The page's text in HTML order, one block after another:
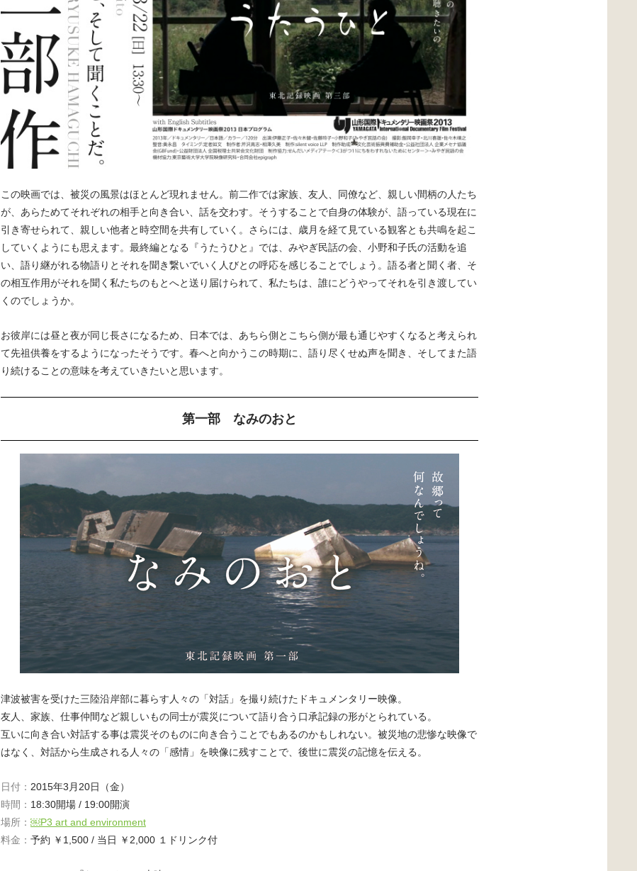
この映画では、被災の風景はほとんど現れません。前二作では家族、友人、同僚など、親しい間柄の人たち
が、あらためてそれぞれの相手と向き合い、話を交わす。そうすることで自身の体験が、語っている現在に
引き寄せられて、親しい他者と時空間を共有していく。さらには、歳月を経て見ている観客とも共鳴を起こ
していくようにも思えます。最終編となる『うたうひと』では、みやぎ民話の会、小野和子氏の活動を追
い、語り継がれる物語りとそれを聞き繋いでいく人びとの呼応を感じることでしょう。語る者と聞く者、そ
の相互作用がそれを聞く私たちのもとへと送り届けられて、私たちは、誰にどうやってそれを引き渡してい
くのでしょうか。
お彼岸には昼と夜が同じ長さになるため、日本では、あちら側とこちら側が最も通じやすくなると考えられ
て先祖供養をするようになったそうです。春へと向かうこの時期に、語り尽くせぬ声を聞き、そしてまた語
り続けることの意味を考えていきたいと思います。
第一部 なみのおと
津波被害を受けた三陸沿岸部に暮らす人々の「対話」を撮り続けたドキュメンタリー映像。
友人、家族、仕事仲間など親しいもの同士が震災について語り合う口承記録の形がとられている。
互いに向き合い対話する事は震災そのものに向き合うことでもあるのかもしれない。被災地の悲惨な映像で
はなく、対話から生成される人々の「感情」を映像に残すことで、後世に震災の記憶を伝える。
日付： 2015年3月20日（金）
時間： 18:30開場 / 19:00開演
場所： ￼P3 art and environment
料金： 予約 ￥1,500 / 当日 ￥2,000 １ドリンク付